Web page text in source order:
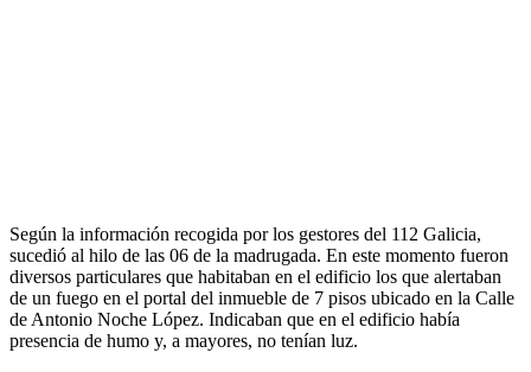
Según la información recogida por los gestores del 112 Galicia,
sucedió al hilo de las 06 de la madrugada. En este momento fueron
diversos particulares que habitaban en el edificio los que alertaban
de un fuego en el portal del inmueble de 7 pisos ubicado en la Calle
de Antonio Noche López. Indicaban que en el edificio había
presencia de humo y, a mayores, no tenían luz.